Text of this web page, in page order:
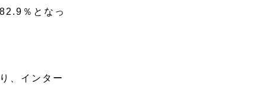
％となっ
、インター